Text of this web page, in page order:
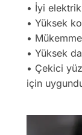
• İyi
• Yüksek
•
• Yüksek
• Çekici
için